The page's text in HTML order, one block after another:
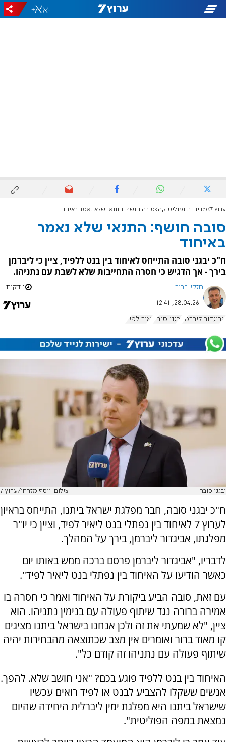
-
+
ערוץ 7 מדיניות ופוליטיקה סובה חושף: התנאי שלא נאמר באיחוד
סובה חושף: התנאי שלא נאמר
באיחוד
ח"כ יבגני סובה התייחס לאיחוד בין בנט ללפיד, ציין כי ליברמן
בירך - אך הדגיש כי חסרה התחייבות שלא לשבת עם נתניהו.
חזקי ברוך 1 דקות
28.04.26, 12:41
אביגדור ליברמן יבגני סובה יאיר לפיד
יבגני סובה צילום: יוסף מזרחי/ערוץ 7
ח"כ יבגני סובה, חבר מפלגת ישראל ביתנו, התייחס בראיון
לערוץ 7 לאיחוד בין נפתלי בנט ליאיר לפיד, וציין כי יו"ר
מפלגתו, אביגדור ליברמן, בירך על המהלך.
לדבריו, "אביגדור ליברמן פרסם ברכה ממש באותו יום
כאשר הודיעו על האיחוד בין נפתלי בנט ליאיר לפיד".
עם זאת, סובה הביע ביקורת על האיחוד ואמר כי חסרה בו
אמירה ברורה נגד שיתוף פעולה עם בנימין נתניהו. הוא
ציין, "לא שמעתי את זה ולכן אנחנו בישראל ביתנו מציגים
קו מאוד ברור ואומרים אין מצב שכתוצאה מהבחירות יהיה
שיתוף פעולה עם נתניהו זה קודם כל".
האיחוד בין בנט ללפיד פוגע בכם? "אני חושב שלא. להפך.
אנשים ששקלו להצביע לבנט או לפיד רואים עכשיו
שישראל ביתנו היא מפלגת ימין ליברלית היחידה שהיום
נמצאת במפה הפוליטית".